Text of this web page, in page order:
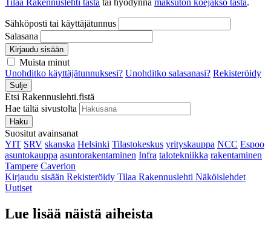
Tilaa Rakennuslehti tästä tai hyödynnä maksuton koejakso tästä.
Sähköposti tai käyttäjätunnus
Salasana
Kirjaudu sisään
Muista minut
Unohditko käyttäjätunnuksesi? Unohditko salasanasi? Rekisteröidy
Sulje
Etsi Rakennuslehti.fistä
Hae tältä sivustolta
Haku
Suositut avainsanat
YIT SRV skanska Helsinki Tilastokeskus yrityskauppa NCC Espoo
asuntokauppa asuntorakentaminen Infra talotekniikka rakentaminen
Tampere Caverion
Kirjaudu sisään Rekisteröidy Tilaa Rakennuslehti Näköislehdet
Uutiset
Lue lisää näistä aiheista